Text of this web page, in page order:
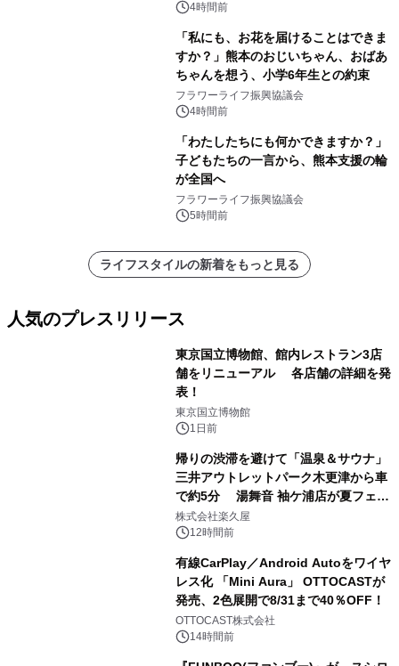
4時間前
「私にも、お花を届けることはできま
すか？」熊本のおじいちゃん、おばあ
ちゃんを想う、小学6年生との約束
フラワーライフ振興協議会
4時間前
「わたしたちにも何かできますか？」
子どもたちの一言から、熊本支援の輪
が全国へ
フラワーライフ振興協議会
5時間前
ライフスタイルの新着をもっと見る
人気のプレスリリース
東京国立博物館、館内レストラン3店
舗をリニューアル 各店舗の詳細を発
表！
東京国立博物館
1日前
帰りの渋滞を避けて「温泉＆サウナ」
三井アウトレットパーク木更津から車
で約5分 湯舞音 袖ケ浦店が夏フェア
メニューを提供
株式会社楽久屋
12時間前
有線CarPlay／Android Autoをワイヤ
レス化 「Mini Aura」 OTTOCASTが
発売、2色展開で8/31まで40％OFF！
OTTOCAST株式会社
14時間前